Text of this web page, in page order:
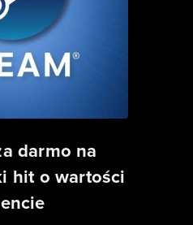
darmo na
hit o wartości